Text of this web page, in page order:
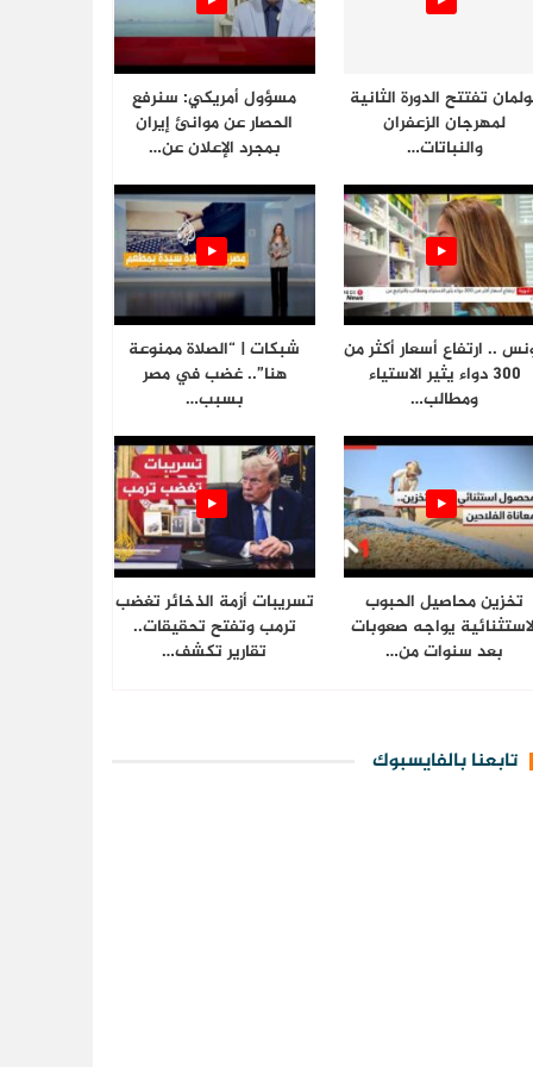
تفتتح الدورة الثانية
لمهرجان الزعفران
والنباتات…
مسؤول أمريكي: سنرفع
الحصار عن موانئ إيران
بمجرد الإعلان عن…
.. ارتفاع أسعار أكثر من
300 دواء يثير الاستياء
ومطالب…
شبكات | “الصلاة ممنوعة
هنا”.. غضب في مصر
بسبب…
تخزين محاصيل الحبوب
يواجه صعوبات
بعد سنوات من…
تسريبات أزمة الذخائر تغضب
ترمب وتفتح تحقيقات..
تقارير تكشف…
تابعنا بالفايسبوك